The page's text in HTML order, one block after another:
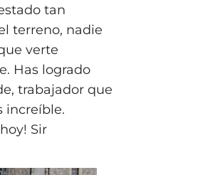
tan
terreno, nadie
verte
Has logrado
trabajador que
increíble.
Sir